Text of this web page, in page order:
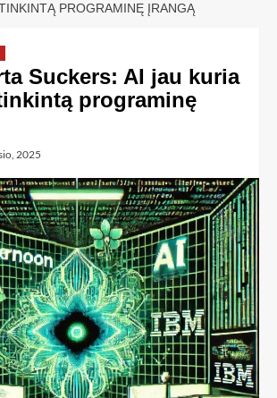
PROGRAMINĘ ĮRANGĄ
Suckers: AI jau kuria
programinę
2025